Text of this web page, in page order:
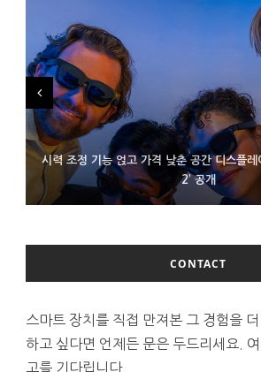
시력 조정 기능 얹고 가격 낮춘 공간 디스플레
2’ 공개
D램 부족에 10억달러어치 아이폰18 프로세
300~400달러 반지형 스피커 준비
CONTACT
스마트 장치를 직접 만져본 그 경험을
하고 싶다면 언제든 문은 두드리세요. 여
고를 기다립니다.